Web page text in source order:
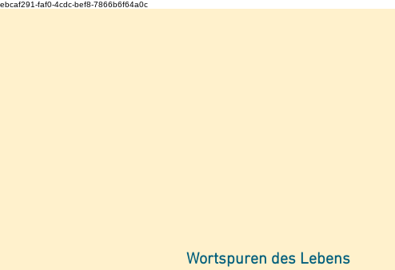
ebcaf291-faf0-4cdc-bef8-7866b6f64a0c
Wortspuren des Lebens